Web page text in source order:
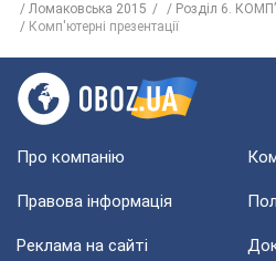
Ломаковська 2015
Розділ 6.
Комп'ютерні презентації
Про компанію
Правова інформація
Реклама на сайті